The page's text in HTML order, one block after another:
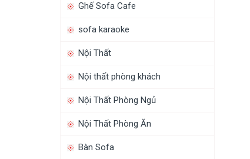
Ghế Sofa Cafe
sofa karaoke
Nội Thất
Nội thất phòng khách
Nội Thất Phòng Ngủ
Nội Thất Phòng Ăn
Bàn Sofa